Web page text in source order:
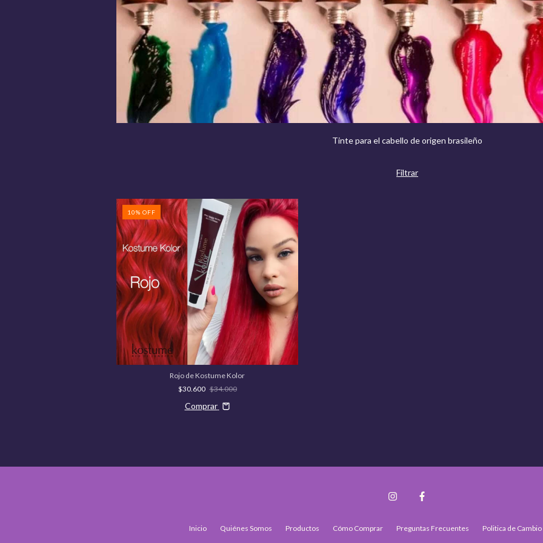
Tinte para el cabello de origen brasileño
Filtrar
10% OFF
Rojo de Kostume Kolor
$30.600 $34.000
Comprar
Inicio Quiénes Somos Productos Cómo Comprar Preguntas Frecuentes Politica de Cambio